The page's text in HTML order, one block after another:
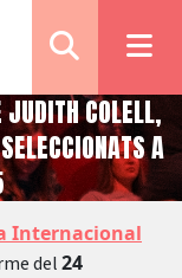
COLELL,
A
Internacional
del24